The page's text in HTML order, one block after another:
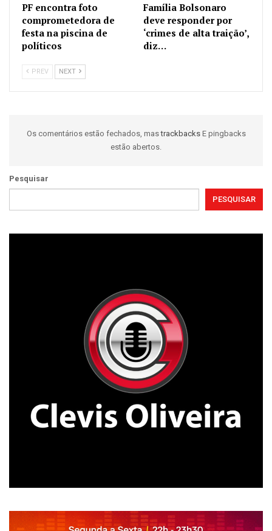
PF encontra foto
comprometedora de
festa na piscina de
políticos
Família Bolsonaro
deve responder por
‘crimes de alta traição’,
diz…
PREV NEXT
Os comentários estão fechados, mastrackbacks E pingbacks
estão abertos.
Pesquisar
PESQUISAR